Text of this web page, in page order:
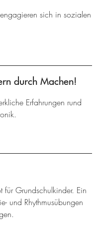
sich in sozialen
durch Machen!
Erfahrungen rund
für Grundschulkinder. Ein
und Rhythmusübungen